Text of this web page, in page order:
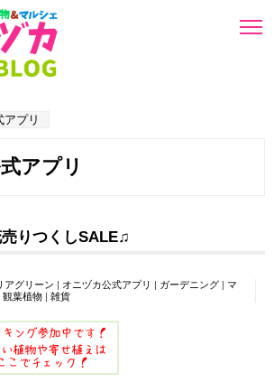
アプリ
アプリ
りつくしSALE♫
アグリーン | オニヅカ公式アプリ | ガーデニング | マ
観葉植物 | 雑貨